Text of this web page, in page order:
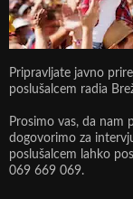
Pripravljate javno
poslušalcem radia
Prosimo vas, da nam
dogovorimo za
poslušalcem lahko
069 669 069.